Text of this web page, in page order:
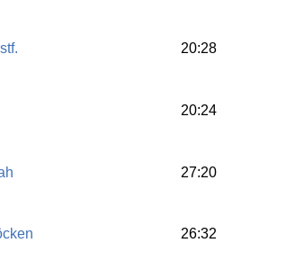
20:28
20:24
27:20
26:32